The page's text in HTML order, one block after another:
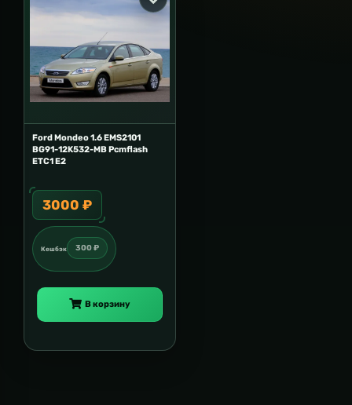
Ford Mondeo 1.6 EMS2101
BG91-12K532-MB Pcmflash
ETC1 E2
3000 ₽
Кешбэк 300 ₽
В корзину